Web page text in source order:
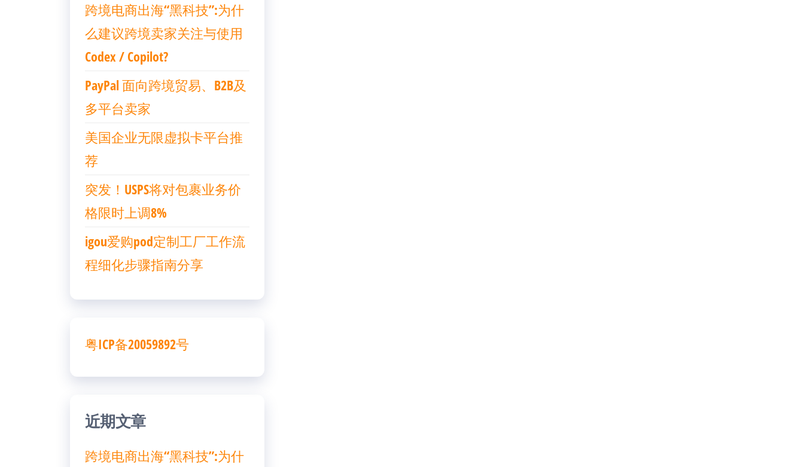
跨境电商出海“黑科技”:为什
么建议跨境卖家关注与使用
Codex / Copilot?
PayPal 面向跨境贸易、B2B及
多平台卖家
美国企业无限虚拟卡平台推
荐
突发！USPS将对包裹业务价
格限时上调8%
igou爱购pod定制工厂工作流
程细化步骤指南分享
粤ICP备20059892号
近期文章
跨境电商出海“黑科技”:为什